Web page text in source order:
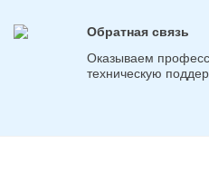
Обратная связь
Оказываем
техническую